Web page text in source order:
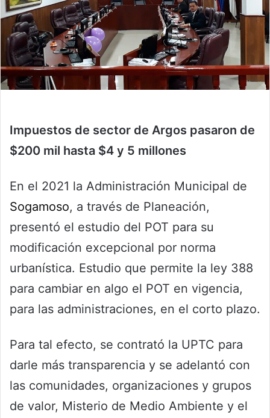
Impuestos de sector de Argos pasaron de
$200 mil hasta $4 y 5 millones
En el 2021 la Administración Municipal de
Sogamoso, a través de Planeación,
presentó el estudio del POT para su
modificación excepcional por norma
urbanística. Estudio que permite la ley 388
para cambiar en algo el POT en vigencia,
para las administraciones, en el corto plazo.
Para tal efecto, se contrató la UPTC para
darle más transparencia y se adelantó con
las comunidades, organizaciones y grupos
de valor, Misterio de Medio Ambiente y el